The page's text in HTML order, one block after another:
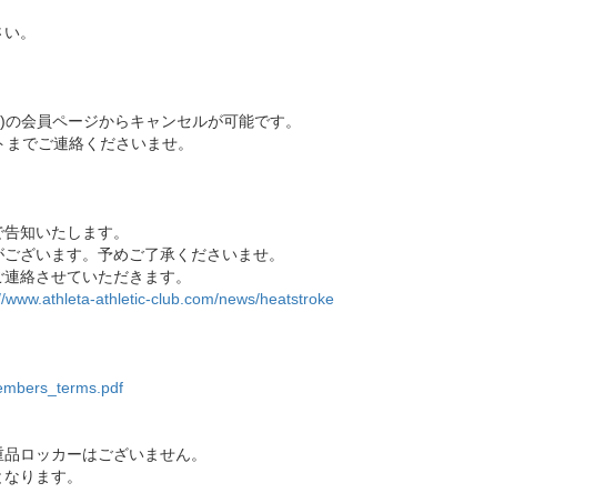
。
会員ページからキャンセルが可能です。
でご連絡くださいませ。
知いたします。
ざいます。予めご了承くださいませ。
絡させていただきます。
www.athleta-athletic-club.com/news/heatstroke
ロッカーはございません。
ります。